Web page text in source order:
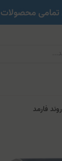
فارمد